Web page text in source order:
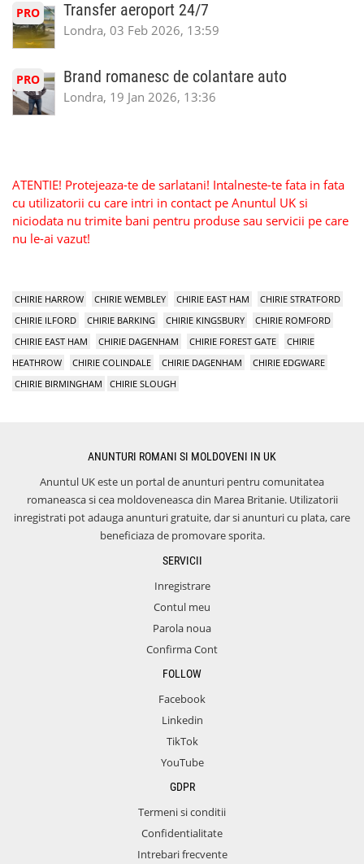
PRO Transfer aeroport 24/7
Londra, 03 Feb 2026, 13:59
PRO Brand romanesc de colantare auto
Londra, 19 Jan 2026, 13:36
ATENTIE! Protejeaza-te de sarlatani! Intalneste-te fata in fata
cu utilizatorii cu care intri in contact pe Anuntul UK si
niciodata nu trimite bani pentru produse sau servicii pe care
nu le-ai vazut!
CHIRIE HARROW CHIRIE WEMBLEY CHIRIE EAST HAM
CHIRIE STRATFORD
CHIRIE ILFORD
CHIRIE BARKING CHIRIE KINGSBURY
CHIRIE ROMFORD
CHIRIE EAST HAM
CHIRIE DAGENHAM CHIRIE FOREST GATE
CHIRIE
HEATHROW
CHIRIE COLINDALE CHIRIE DAGENHAM
CHIRIE EDGWARE
CHIRIE BIRMINGHAM
CHIRIE SLOUGH
ANUNTURI ROMANI SI MOLDOVENI IN UK
Anuntul UK este un portal de anunturi pentru comunitatea
romaneasca si cea moldoveneasca din Marea Britanie. Utilizatorii
inregistrati pot adauga anunturi gratuite, dar si anunturi cu plata, care
beneficiaza de promovare sporita.
SERVICII
Inregistrare
Contul meu
Parola noua
Confirma Cont
FOLLOW
Facebook
Linkedin
TikTok
YouTube
GDPR
Termeni si conditii
Confidentialitate
Intrebari frecvente